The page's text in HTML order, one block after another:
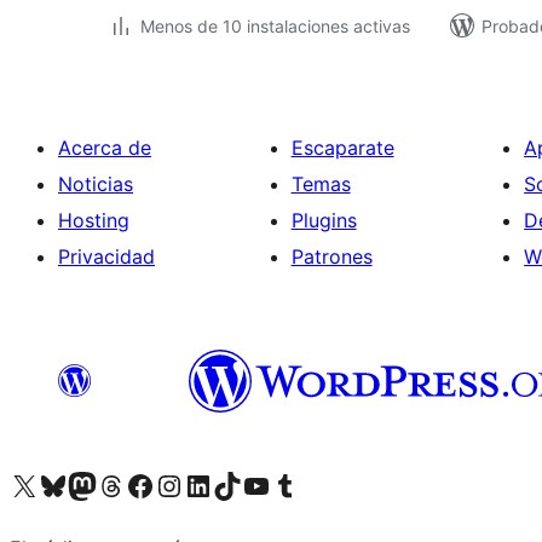
Menos de 10 instalaciones activas
Acerca de
Noticias
Hosting
Privacidad
Escaparate
Temas
Plugins
Patrones
Visita nuestra cuenta de X (anteriormente Twitter)
Visita nuestra cuenta de Bluesky
Visita nuestra cuenta de Mastodon
Visita nuestra cuenta de Threads
Visita nuestra página de Facebook
Visita nuestra cuenta de Instagram
Visita nuestra cuenta de LinkedIn
Visita nuestra cuenta de TikTok
Visita nuestro canal de YouTube
Visita nuestra cuenta de Tumblr